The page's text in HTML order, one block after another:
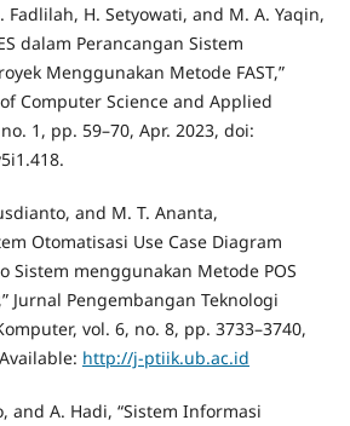
Fadlilah, H. Setyowati, and M. A. Yaqin,
dalam Perancangan Sistem
Menggunakan Metode FAST,”
Computer Science and Applied
1, pp. 59–70, Apr. 2023, doi:
and M. T. Ananta,
Otomatisasi Use Case Diagram
Sistem menggunakan Metode POS
Jurnal Pengembangan Teknologi
vol. 6, no. 8, pp. 3733–3740,
http://j-ptiik.ub.ac.id
and A. Hadi, “Sistem Informasi